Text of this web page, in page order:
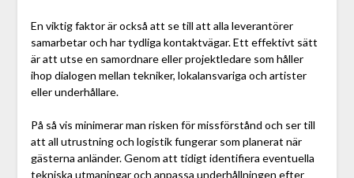
En viktig faktor är också att se till att alla leverantörer
samarbetar och har tydliga kontaktvägar. Ett effektivt sätt
är att utse en samordnare eller projektledare som håller
ihop dialogen mellan tekniker, lokalansvariga och artister
eller underhållare.
På så vis minimerar man risken för missförstånd och ser till
att all utrustning och logistik fungerar som planerat när
gästerna anländer. Genom att tidigt identifiera eventuella
tekniska utmaningar och anpassa underhållningen efter